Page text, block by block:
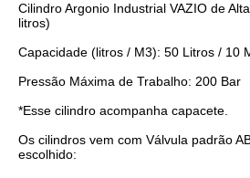
Cilindro Argonio Industrial VAZIO de
litros)
Capacidade (litros / M3): 50 Litros / 10
Pressão Máxima de Trabalho: 200 Bar
*Esse cilindro acompanha capacete.
Os cilindros vem com Válvula padrão
escolhido: